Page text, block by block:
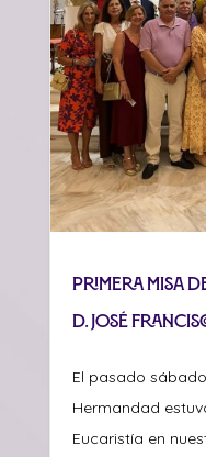
Primera misa
D. José
El pasado
Hermandad
Eucaristía en